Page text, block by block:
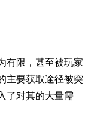
有限，甚至被玩家
主要获取途径被突
了对其的大量需